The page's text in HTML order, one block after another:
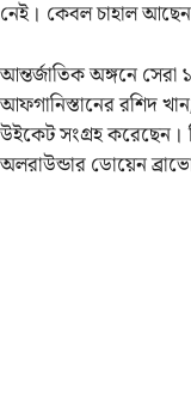
নেই। কেবল চাহাল আছেন
আন্তর্জাতিক অঙ্গনে সেরা
আফগানিস্তানের রশিদ
উইকেট সংগ্রহ করেছেন।
অলরাউন্ডার ডোয়েন